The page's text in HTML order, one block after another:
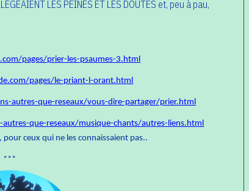
LES PEINES ET LES DOUTES et, peu à pau,
pages/prier-les-psaumes-3.html
pages/le-priant-l-orant.html
autres-que-reseaux/vous-dire-partager/prier.html
que-reseaux/musique-chants/autres-liens.html
ceux qui ne les connaissaient pas..
***